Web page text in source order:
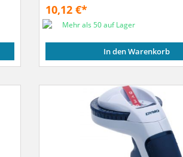
10,12 €*
Mehr als 50 auf Lager
In den Warenkorb